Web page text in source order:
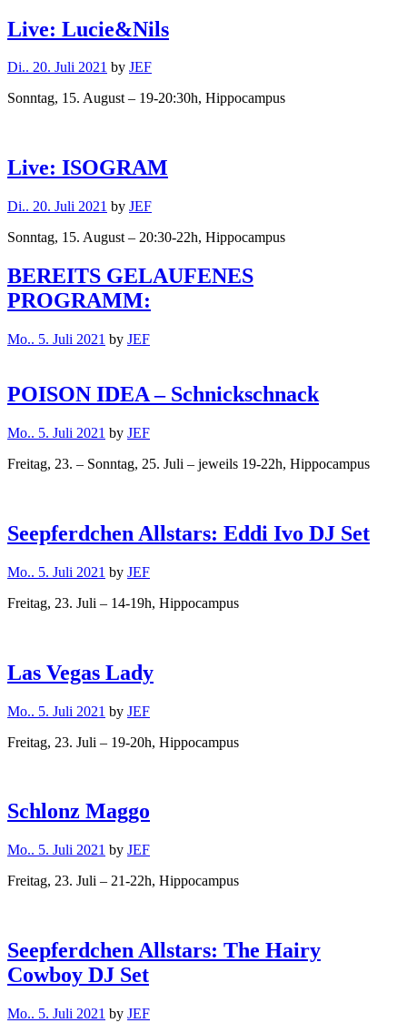
Live: Lucie&Nils
Di.. 20. Juli 2021 by JEF
Sonntag, 15. August – 19-20:30h, Hippocampus
Live: ISOGRAM
Di.. 20. Juli 2021 by JEF
Sonntag, 15. August – 20:30-22h, Hippocampus
BEREITS GELAUFENES
PROGRAMM:
Mo.. 5. Juli 2021 by JEF
POISON IDEA – Schnickschnack
Mo.. 5. Juli 2021 by JEF
Freitag, 23. – Sonntag, 25. Juli – jeweils 19-22h, Hippocampus
Seepferdchen Allstars: Eddi Ivo DJ Set
Mo.. 5. Juli 2021 by JEF
Freitag, 23. Juli – 14-19h, Hippocampus
Las Vegas Lady
Mo.. 5. Juli 2021 by JEF
Freitag, 23. Juli – 19-20h, Hippocampus
Schlonz Maggo
Mo.. 5. Juli 2021 by JEF
Freitag, 23. Juli – 21-22h, Hippocampus
Seepferdchen Allstars: The Hairy
Cowboy DJ Set
Mo.. 5. Juli 2021 by JEF